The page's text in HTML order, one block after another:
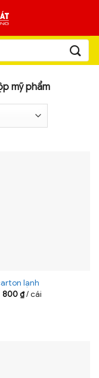
mỹ phẩm
lạnh
Giá
800₫Giá
hiện
/ cái